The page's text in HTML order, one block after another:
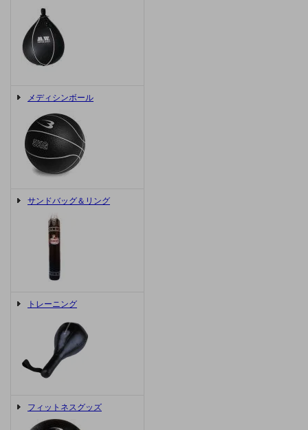
メディシンボール
サンドバッグ＆リング
トレーニング
フィットネスグッズ